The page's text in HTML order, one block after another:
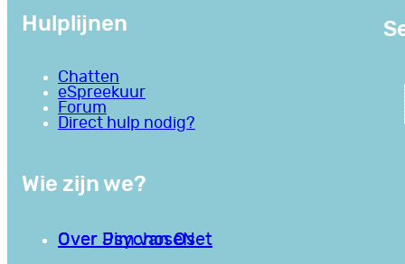
Hulplijnen
Chatten
eSpreekuur
Forum
Direct hulp nodig?
Wie zijn we?
Over PsychoseNet
Over Jim van Os